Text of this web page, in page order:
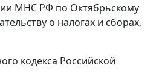
МНС РФ по Октябрьскому
о налогах и сборах,
кодекса Российской